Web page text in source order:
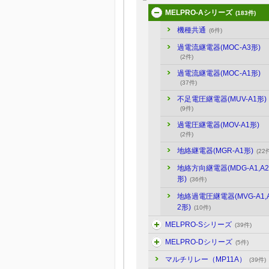
MELPRO-Aシリーズ (183件)
機種共通 (6件)
過電流継電器(MOC-A3形)
(2件)
過電流継電器(MOC-A1形)
(37件)
不足電圧継電器(MUV-A1形)
(9件)
過電圧継電器(MOV-A1形)
(2件)
地絡継電器(MGR-A1形) (22
地絡方向継電器(MDG-A1,A2
形) (36件)
地絡過電圧継電器(MVG-
2形) (10件)
MELPRO-Sシリーズ (39件)
MELPRO-Dシリーズ (5件)
マルチリレー（MP11A） (39件)